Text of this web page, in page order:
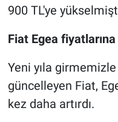
900 TL'ye
Fiat Egea fiyatlarına
Yeni yıla
güncelleyen Fiat,
kez daha artırdı.